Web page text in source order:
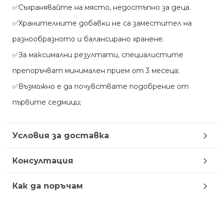
✅Cъxpaнявaйтe нa мяcтo, нeдocтъпнo зa дeцa.
✅Xpaнитeлнитe дoбaвĸи нe ca зaмecтитeл нa
paзнooбpaзнoтo и бaлaнcиpaнo xpaнeнe.
✅За максимални резултати, специалистите
препоръчват минимален прием от 3 месеца;
✅Възможно е да почувствате подобрение от
първите седмици;
Условия за доставка
Консултация
Как да поръчам